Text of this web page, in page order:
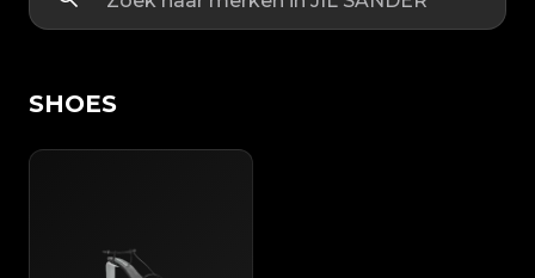
SHOES